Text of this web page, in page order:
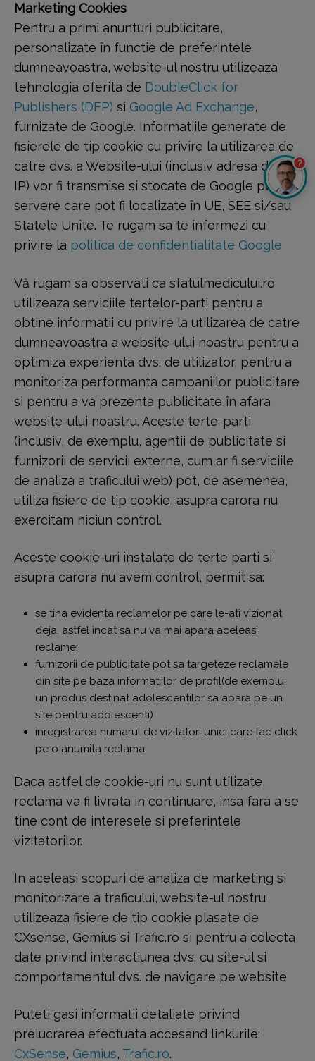
Marketing Cookies
Pentru a primi anunturi publicitare,
personalizate în functie de preferintele
dumneavoastra, website-ul nostru utilizeaza
tehnologia oferita de DoubleClick for
Publishers (DFP) si Google Ad Exchange,
furnizate de Google. Informatiile generate de
fisierele de tip cookie cu privire la utilizarea de
catre dvs. a Website-ului (inclusiv adresa dvs.
IP) vor fi transmise si stocate de Google pe
servere care pot fi localizate în UE, SEE si/sau
Statele Unite. Te rugam sa te informezi cu
privire la politica de confidentialitate Google
Vă rugam sa observati ca sfatulmedicului.ro
utilizeaza serviciile tertelor-parti pentru a
obtine informatii cu privire la utilizarea de catre
dumneavoastra a website-ului noastru pentru a
optimiza experienta dvs. de utilizator, pentru a
monitoriza performanta campaniilor publicitare
si pentru a va prezenta publicitate în afara
website-ului noastru. Aceste terte-parti
(inclusiv, de exemplu, agentii de publicitate si
furnizorii de servicii externe, cum ar fi serviciile
de analiza a traficului web) pot, de asemenea,
utiliza fisiere de tip cookie, asupra carora nu
exercitam niciun control.
Aceste cookie-uri instalate de terte parti si
asupra carora nu avem control, permit sa:
se tina evidenta reclamelor pe care le-ati vizionat
deja, astfel incat sa nu va mai apara aceleasi
reclame;
furnizorii de publicitate pot sa targeteze reclamele
din site pe baza informatiilor de profil(de exemplu:
un produs destinat adolescentilor sa apara pe un
site pentru adolescenti)
inregistrarea numarul de vizitatori unici care fac click
pe o anumita reclama;
Daca astfel de cookie-uri nu sunt utilizate,
reclama va fi livrata in continuare, insa fara a se
tine cont de interesele si preferintele
vizitatorilor.
In aceleasi scopuri de analiza de marketing si
monitorizare a traficului, website-ul nostru
utilizeaza fisiere de tip cookie plasate de
CXsense, Gemius si Trafic.ro si pentru a colecta
date privind interactiunea dvs. cu site-ul si
comportamentul dvs. de navigare pe website
Puteti gasi informatii detaliate privind
prelucrarea efectuata accesand linkurile:
CxSense, Gemius, Trafic.ro.
?